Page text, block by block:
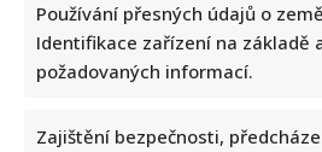
Používání přesných údajů o
Identifikace zařízení na základě
požadovaných informací.
Zajištění bezpečnosti,